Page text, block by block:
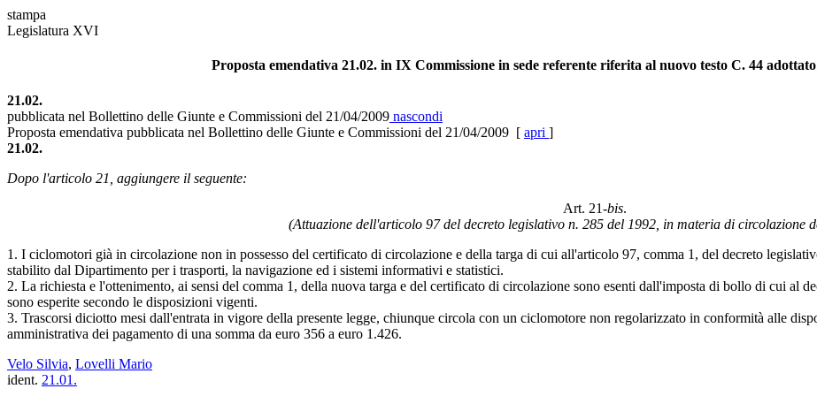
stampa
Legislatura XVI
Proposta emendativa 21.02. in IX Commissione in sede referente riferita al nuovo testo C. 44
21.02.
pubblicata nel Bollettino delle Giunte e Commissioni del 21/04/2009 nascondi
Proposta emendativa pubblicata nel Bollettino delle Giunte e Commissioni del 21/04/2009 [ apri ]
21.02.
Dopo l'articolo 21, aggiungere il seguente:
Art. 21-bis.
(Attuazione dell'articolo 97 del decreto legislativo n. 285 del 1992, in materia di circolazione
1. I ciclomotori già in circolazione non in possesso del certificato di circolazione e della targa di cui all'articolo 97, comma 1, del decreto
stabilito dal Dipartimento per i trasporti, la navigazione ed i sistemi informativi e statistici.
2. La richiesta e l'ottenimento, ai sensi del comma 1, della nuova targa e del certificato di circolazione sono esenti dall'imposta di bollo di cui al
sono esperite secondo le disposizioni vigenti.
3. Trascorsi diciotto mesi dall'entrata in vigore della presente legge, chiunque circola con un ciclomotore non regolarizzato in conformità alle
amministrativa dei pagamento di una somma da euro 356 a euro 1.426.
Velo Silvia, Lovelli Mario
ident. 21.01.